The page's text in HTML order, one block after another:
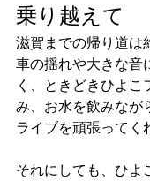
乗り越えて
滋賀までの帰り道は
車の揺れや大きな音
く、ときどきひよこ
み、お水を飲みなが
ライブを頑張ってく
それにしても、ひよ